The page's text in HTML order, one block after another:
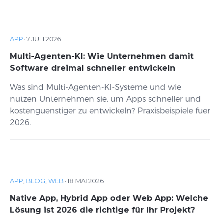
APP ·7 JULI 2026
Multi-Agenten-KI: Wie Unternehmen damit
Software dreimal schneller entwickeln
Was sind Multi-Agenten-KI-Systeme und wie
nutzen Unternehmen sie, um Apps schneller und
kostenguenstiger zu entwickeln? Praxisbeispiele fuer
2026.
APP, BLOG,WEB ·18 MAI 2026
Native App, Hybrid App oder Web App: Welche
Lösung ist 2026 die richtige für Ihr Projekt?